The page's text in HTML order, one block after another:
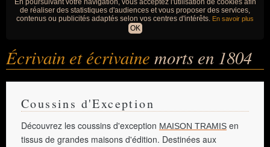
En poursuivant votre navigation, vous acceptez l'utilisation de cookies afin
de réaliser des statistiques d'audiences et vous proposer des services,
contenus ou publicités adaptés selon vos centres d'intérêts. En savoir plus
OK
Écrivain et écrivaine morts en 1804
Coussins d'Exception
Découvrez les coussins d'exception MAISON TRAMIS en
tissus de grandes maisons d'édition. Destinées aux